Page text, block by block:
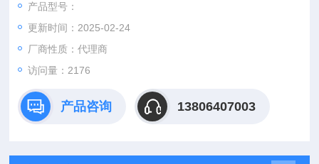
都可使用。测量范围0.05-5m/s,采用指针式显示，直观简洁。
产品型号：
更新时间：2025-02-24
厂商性质：代理商
访问量：2176
产品咨询 13806407003